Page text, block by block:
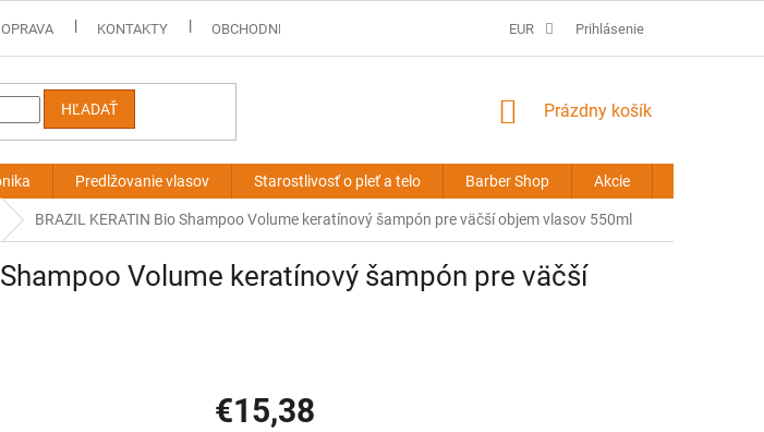
KONTAKTY OBCHODNÉ PODMIENKY PREDLŽOVANIE VLASOV - OBCHODNÉ PODMIENKY
EUR Prihlásenie
HĽADAŤ
NÁKUPNÝ
Prázdny košík
Predlžovanie vlasov Starostlivosť o pleť a telo Barber Shop Akcie
BRAZIL KERATIN Bio Shampoo Volume keratínový šampón pre väčší objem vlasov 550ml
Shampoo Volume keratínový šampón pre väčší
€15,38